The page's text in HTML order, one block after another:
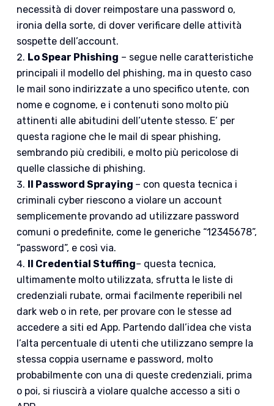
necessità di dover reimpostare una password o,
ironia della sorte, di dover verificare delle attività
sospette dell’account.
Lo Spear Phishing – segue nelle caratteristiche
principali il modello del phishing, ma in questo caso
le mail sono indirizzate a uno specifico utente, con
nome e cognome, e i contenuti sono molto più
attinenti alle abitudini dell’utente stesso. E’ per
questa ragione che le mail di spear phishing,
sembrando più credibili, e molto più pericolose di
quelle classiche di phishing.
Il Password Spraying – con questa tecnica i
criminali cyber riescono a violare un account
semplicemente provando ad utilizzare password
comuni o predefinite, come le generiche “12345678”,
“password”, e così via.
Il Credential Stuffing– questa tecnica,
ultimamente molto utilizzata, sfrutta le liste di
credenziali rubate, ormai facilmente reperibili nel
dark web o in rete, per provare con le stesse ad
accedere a siti ed App. Partendo dall’idea che vista
l’alta percentuale di utenti che utilizzano sempre la
stessa coppia username e password, molto
probabilmente con una di queste credenziali, prima
o poi, si riuscirà a violare qualche accesso a siti o